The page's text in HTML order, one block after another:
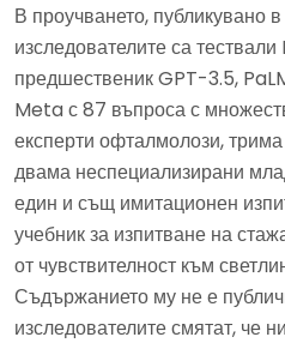
В проучването, публикувано
изследователите са тествали
предшественик GPT-3.5,
Meta с 87 въпроса с
експерти офталмолози,
двама неспециализирани
един и същ имитационен
учебник за изпитване на
от чувствителност към
Съдържанието му не е
изследователите смятат, че